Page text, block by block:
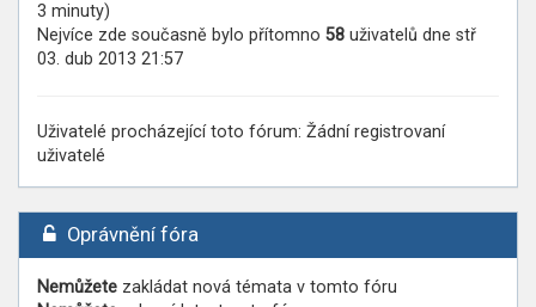
3 minuty)
Nejvíce zde současně bylo přítomno 58 uživatelů dne stř
03. dub 2013 21:57
Uživatelé procházející toto fórum: Žádní registrovaní
uživatelé
Oprávnění fóra
Nemůžete zakládat nová témata v tomto fóru